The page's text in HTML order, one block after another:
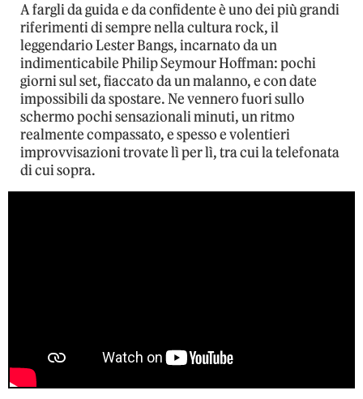
A fargli da guida e da confidente è uno dei più grandi
riferimenti di sempre nella cultura rock, il
leggendario Lester Bangs, incarnato da un
indimenticabile Philip Seymour Hoffman: pochi
giorni sul set, fiaccato da un malanno, e con date
impossibili da spostare. Ne vennero fuori sullo
schermo pochi sensazionali minuti, un ritmo
realmente compassato, e spesso e volentieri
improvvisazioni trovate lì per lì, tra cui la telefonata
di cui sopra.